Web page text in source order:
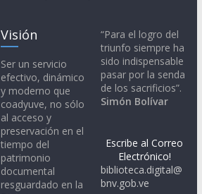
Visión
Ser un servicio
efectivo, dinámico
y moderno que
coadyuve, no sólo
al acceso y
preservación en el
tiempo del
patrimonio
documental
resguardado en la
“Para el logro del
triunfo siempre ha
sido indispensable
pasar por la senda
de los sacrificios”.
Simón Bolívar
Escribe al Correo
Electrónico!
biblioteca.digital@
bnv.gob.ve